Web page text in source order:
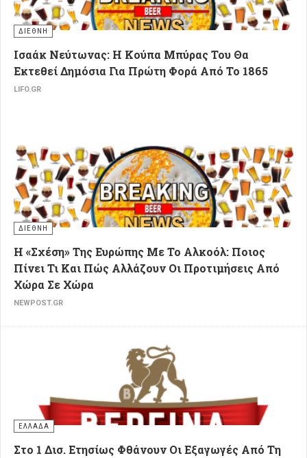
ΔΙΕΘΝΗ
Ισαάκ Νεύτωνας: Η Κούπα Μπύρας Του Θα
Εκτεθεί Δημόσια Για Πρώτη Φορά Από Το 1865
LIFO.GR
ΔΙΕΘΝΗ
Η «Σχέση» Της Ευρώπης Με Το Αλκοόλ: Ποιος
Πίνει Τι Και Πώς Αλλάζουν Οι Προτιμήσεις Από
Χώρα Σε Χώρα
NEWPOST.GR
ΕΛΛΑΔΑ
Στο 1 Δισ. Ετησίως Φθάνουν Οι Εξαγωγές Από Τη